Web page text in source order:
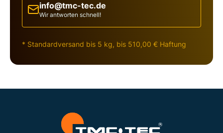
info@tmc-tec.de
Wir antworten schnell!
* Standardversand bis 5 kg, bis 510,00 € Haftung